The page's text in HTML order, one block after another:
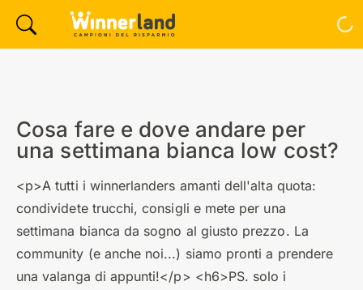
Cosa fare e dove andare per
una settimana bianca low cost?
<p>A tutti i winnerlanders amanti dell'alta quota:
condividete trucchi, consigli e mete per una
settimana bianca da sogno al giusto prezzo. La
community (e anche noi...) siamo pronti a prendere
una valanga di appunti!</p> <h6>PS. solo i